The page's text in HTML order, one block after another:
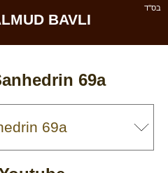
בס''ד
BAVLI
69a